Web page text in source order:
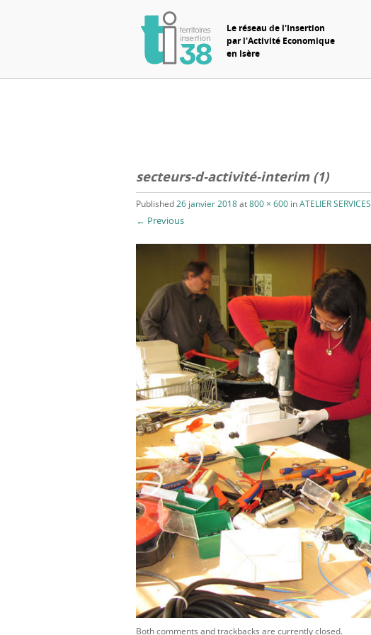
Le réseau de l'Insertion
par l'Activité Economique
en Isère
secteurs-d-activité-interim (1)
Published26 janvier 2018at800 × 600 inATELIER SERVICES
← Previous
Both comments and trackbacks are currently closed.